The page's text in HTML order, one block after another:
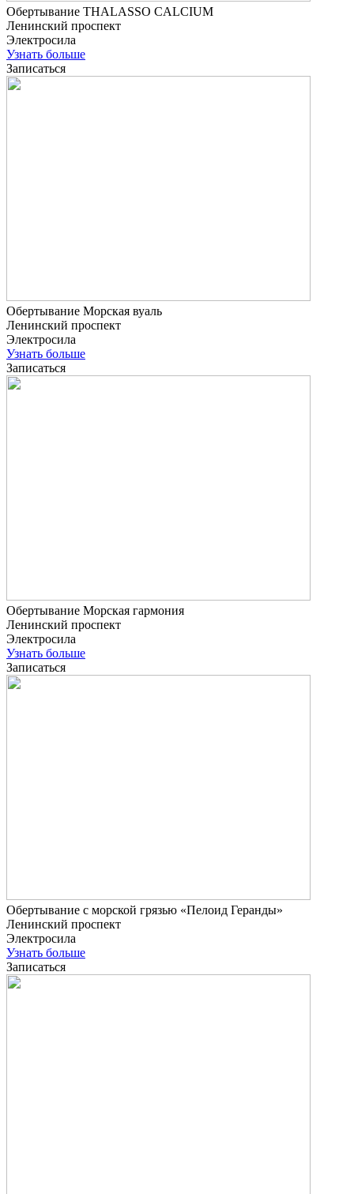
Обертывание THALASSO CALCIUM
Ленинский проспект
Электросила
Узнать больше
Записаться
Обертывание Морская вуаль
Ленинский проспект
Электросила
Узнать больше
Записаться
Обертывание Морская гармония
Ленинский проспект
Электросила
Узнать больше
Записаться
Обертывание с морской грязью «Пелоид Геранды»
Ленинский проспект
Электросила
Узнать больше
Записаться